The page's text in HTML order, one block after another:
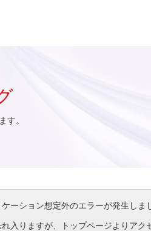
す。
ケーション想定外のエラーが発生し
入りますが、トップページよりアク